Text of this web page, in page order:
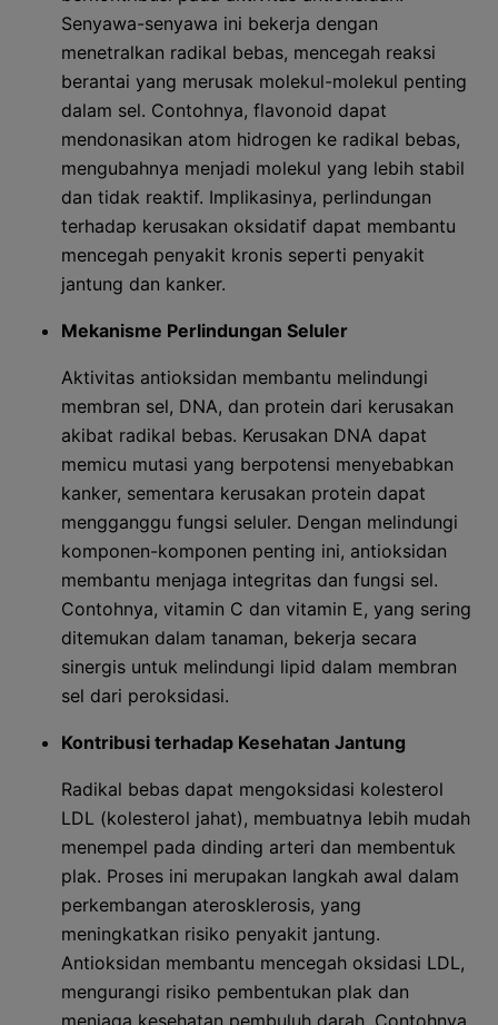
Senyawa-senyawa ini bekerja dengan
menetralkan radikal bebas, mencegah reaksi
berantai yang merusak molekul-molekul penting
dalam sel. Contohnya, flavonoid dapat
mendonasikan atom hidrogen ke radikal bebas,
mengubahnya menjadi molekul yang lebih stabil
dan tidak reaktif. Implikasinya, perlindungan
terhadap kerusakan oksidatif dapat membantu
mencegah penyakit kronis seperti penyakit
jantung dan kanker.
Mekanisme Perlindungan Seluler
Aktivitas antioksidan membantu melindungi
membran sel, DNA, dan protein dari kerusakan
akibat radikal bebas. Kerusakan DNA dapat
memicu mutasi yang berpotensi menyebabkan
kanker, sementara kerusakan protein dapat
mengganggu fungsi seluler. Dengan melindungi
komponen-komponen penting ini, antioksidan
membantu menjaga integritas dan fungsi sel.
Contohnya, vitamin C dan vitamin E, yang sering
ditemukan dalam tanaman, bekerja secara
sinergis untuk melindungi lipid dalam membran
sel dari peroksidasi.
Kontribusi terhadap Kesehatan Jantung
Radikal bebas dapat mengoksidasi kolesterol
LDL (kolesterol jahat), membuatnya lebih mudah
menempel pada dinding arteri dan membentuk
plak. Proses ini merupakan langkah awal dalam
perkembangan aterosklerosis, yang
meningkatkan risiko penyakit jantung.
Antioksidan membantu mencegah oksidasi LDL,
mengurangi risiko pembentukan plak dan
menjaga kesehatan pembuluh darah. Contohnya,